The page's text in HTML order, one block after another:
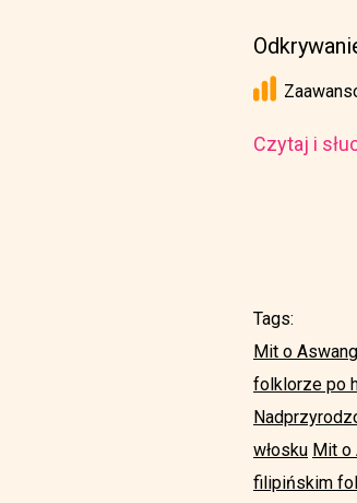
Czytaj i
Tags:
Mit o
folklorze po
włosku Mit
filipińskim